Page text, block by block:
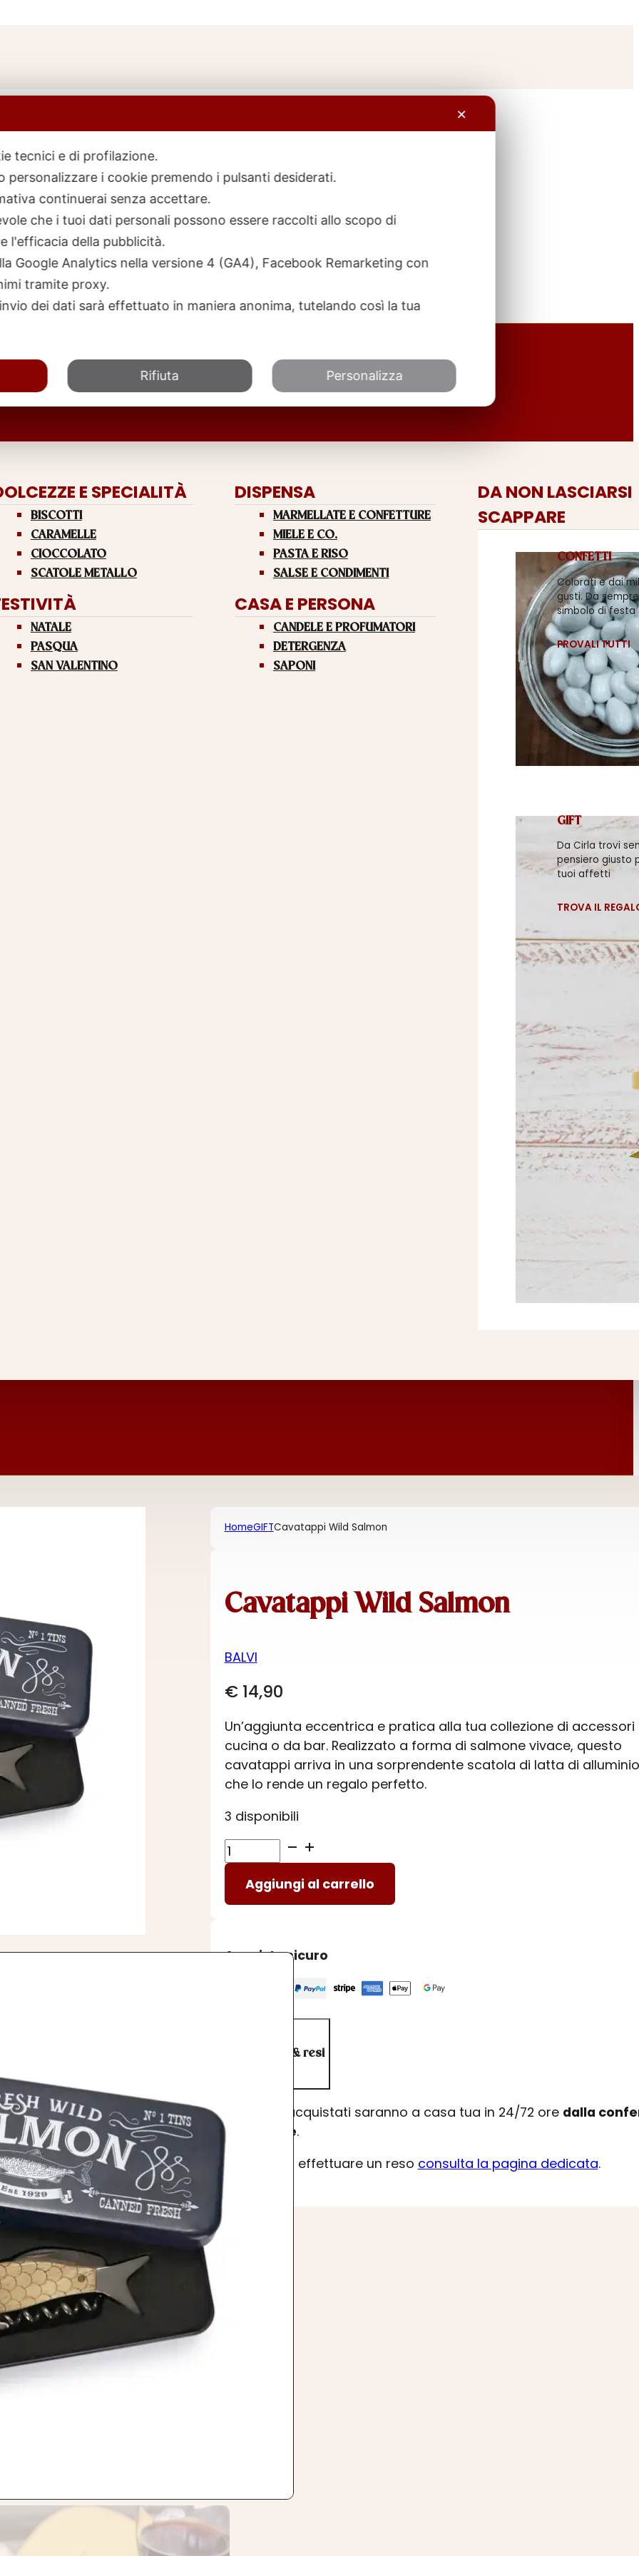
E SPECIALITÀ
BISCOTTI
CARAMELLE
CIOCCOLATO
SCATOLE METALLO
NATALE
PASQUA
SAN VALENTINO
DISPENSA
MARMELLATE E CONFETTURE
MIELE E CO.
PASTA E RISO
SALSE E CONDIMENTI
CASA E PERSONA
CANDELE E PROFUMATORI
DETERGENZA
SAPONI
DA NON LASCIARSI
SCAPPARE
CONFETTI
Colorati e dai
gusti. Da sempre
simbolo di festa
PROVALI TUTTI
GIFT
Da Cirla trovi
pensiero giusto
tuoi affetti
TROVA IL
HomeGIFTCavatappi Wild Salmon
Cavatappi Wild Salmon
BALVI
€14,90
Un’aggiunta eccentrica e pratica alla tua collezione di accessori
cucina o da bar. Realizzato a forma di salmone vivace, questo
cavatappi arriva in una sorprendente scatola di latta di
che lo rende un regalo perfetto.
3 disponibili
Cavatappi
Wild
Salmon
quantità
Aggiungi al carrello
Acquisto sicuro
Spedizioni & resi
I prodotti acquistati saranno a casa tua in 24/72 ore dalla
dell’ordine.
Se desideri effettuare un reso consulta la pagina dedicata.
✕
tecnici e di profilazione.
personalizzare i cookie premendo i pulsanti desiderati.
continuerai senza accettare.
che i tuoi dati personali possono essere raccolti allo scopo di
l'efficacia della pubblicità.
Google Analytics nella versione 4 (GA4), Facebook Remarketing con
tramite proxy.
dei dati sarà effettuato in maniera anonima, tutelando così la tua
Rifiuta Personalizza